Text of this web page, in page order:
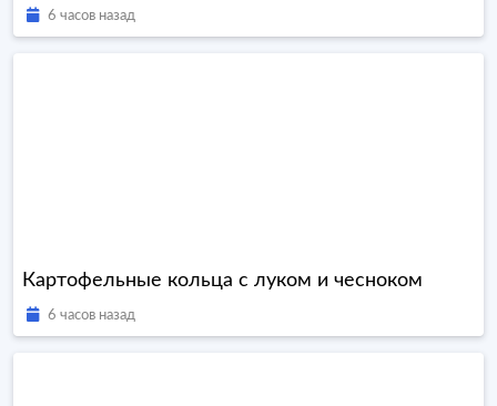
6 часов назад
Картофельные кольца с луком и чесноком
6 часов назад